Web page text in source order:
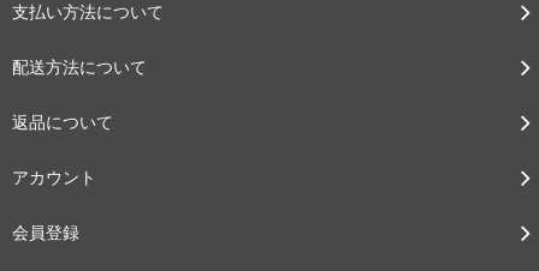
支払い方法について
配送方法について
返品について
アカウント
会員登録